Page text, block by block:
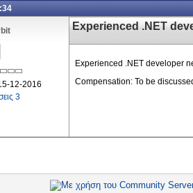
12-2016
3
Experienced .NET
Experienced .NET developer
Compensation: To be